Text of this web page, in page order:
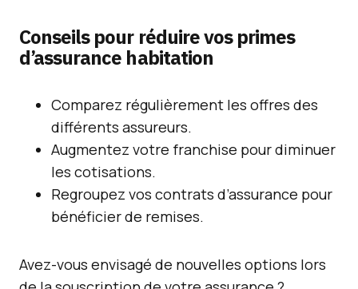
Conseils pour réduire vos primes
d’assurance habitation
Comparez régulièrement les offres des
différents assureurs.
Augmentez votre franchise pour diminuer
les cotisations.
Regroupez vos contrats d’assurance pour
bénéficier de remises.
Avez-vous envisagé de nouvelles options lors